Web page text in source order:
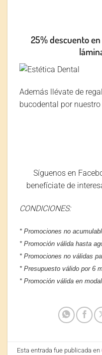
25% descuento
Además llévate de
bucodental por nuestro
Síguenos en
benefíciate de
CONDICIONES:
* Promociones no
* Promoción válida hasta
* Promociones no válidas
* Presupuesto válido por 6
* Promoción válida en
Esta entrada fue publicada en